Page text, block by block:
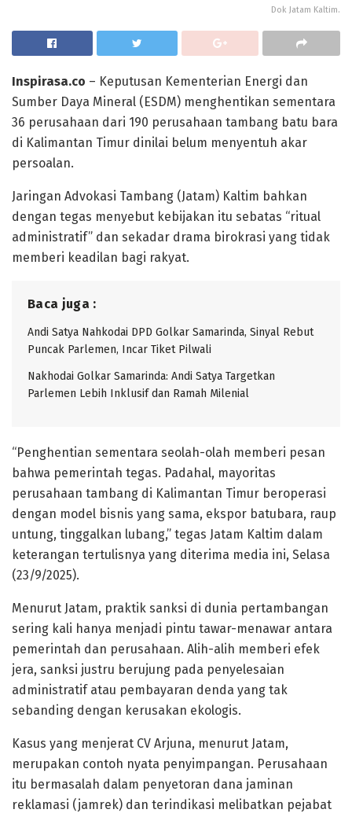
Dok Jatam Kaltim.
Inspirasa.co – Keputusan Kementerian Energi dan
Sumber Daya Mineral (ESDM) menghentikan sementara
36 perusahaan dari 190 perusahaan tambang batu bara
di Kalimantan Timur dinilai belum menyentuh akar
persoalan.
Jaringan Advokasi Tambang (Jatam) Kaltim bahkan
dengan tegas menyebut kebijakan itu sebatas “ritual
administratif” dan sekadar drama birokrasi yang tidak
memberi keadilan bagi rakyat.
Baca juga :
Andi Satya Nahkodai DPD Golkar Samarinda, Sinyal Rebut
Puncak Parlemen, Incar Tiket Pilwali
Nakhodai Golkar Samarinda: Andi Satya Targetkan
Parlemen Lebih Inklusif dan Ramah Milenial
“Penghentian sementara seolah-olah memberi pesan
bahwa pemerintah tegas. Padahal, mayoritas
perusahaan tambang di Kalimantan Timur beroperasi
dengan model bisnis yang sama, ekspor batubara, raup
untung, tinggalkan lubang,” tegas Jatam Kaltim dalam
keterangan tertulisnya yang diterima media ini, Selasa
(23/9/2025).
Menurut Jatam, praktik sanksi di dunia pertambangan
sering kali hanya menjadi pintu tawar-menawar antara
pemerintah dan perusahaan. Alih-alih memberi efek
jera, sanksi justru berujung pada penyelesaian
administratif atau pembayaran denda yang tak
sebanding dengan kerusakan ekologis.
Kasus yang menjerat CV Arjuna, menurut Jatam,
merupakan contoh nyata penyimpangan. Perusahaan
itu bermasalah dalam penyetoran dana jaminan
reklamasi (jamrek) dan terindikasi melibatkan pejabat